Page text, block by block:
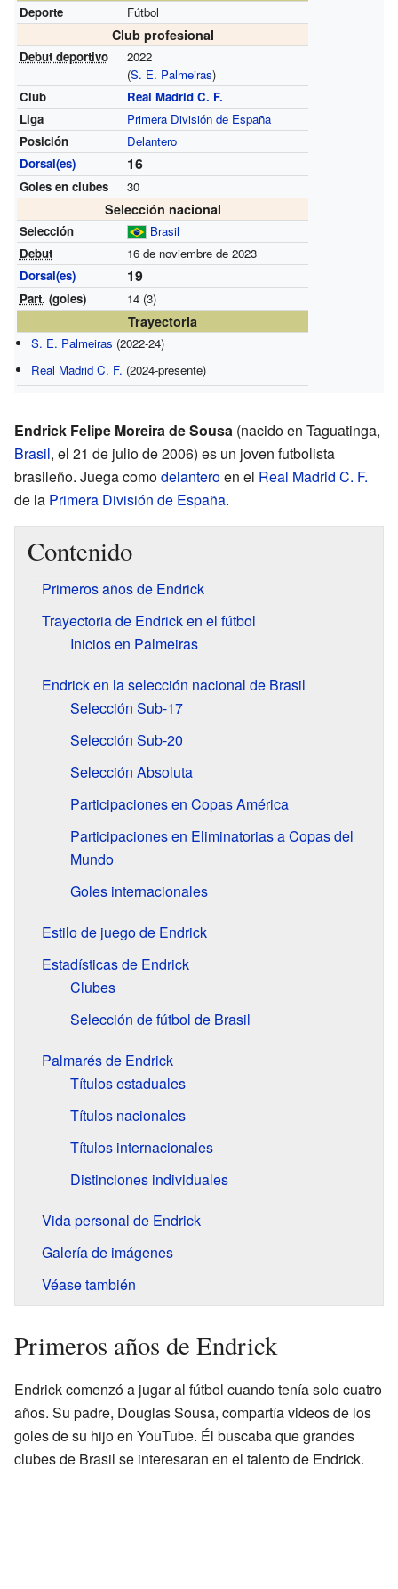
Deporte Fútbol
Club profesional
Debut deportivo
2022
(S. E. Palmeiras)
Club
Real Madrid C. F.
Liga
Primera División de España
Posición
Delantero
Dorsal(es)
16
Goles en clubes 30
Selección nacional
Selección
Brasil
Debut
16 de noviembre de 2023
Dorsal(es)
19
Part. (goles) 14 (3)
Trayectoria
S. E. Palmeiras (2022-24)
Real Madrid C. F. (2024-presente)
Endrick Felipe Moreira de Sousa (nacido en Taguatinga,
Brasil, el 21 de julio de 2006) es un joven futbolista
brasileño. Juega comodelanteroen el Real Madrid C. F.
de la Primera División de España.
Contenido
Primeros años de Endrick
Trayectoria de Endrick en el fútbol
Inicios en Palmeiras
Endrick en la selección nacional de Brasil
Selección Sub-17
Selección Sub-20
Selección Absoluta
Participaciones en Copas América
Participaciones en Eliminatorias a Copas del
Mundo
Goles internacionales
Estilo de juego de Endrick
Estadísticas de Endrick
Clubes
Selección de fútbol de Brasil
Palmarés de Endrick
Títulos estaduales
Títulos nacionales
Títulos internacionales
Distinciones individuales
Vida personal de Endrick
Galería de imágenes
Véase también
Primeros años de Endrick
Endrick comenzó a jugar al fútbol cuando tenía solo cuatro
años. Su padre, Douglas Sousa, compartía videos de los
goles de su hijo en YouTube. Él buscaba que grandes
clubes de Brasil se interesaran en el talento de Endrick.